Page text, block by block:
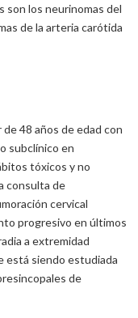
los neurinomas del
de la arteria carótida
48 años de edad con
subclínico en
tóxicos y no
consulta de
cervical
progresivo en últimos
a extremidad
está siendo estudiada
de